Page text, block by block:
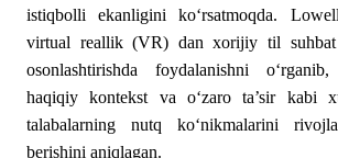
istiqbolli ekanligini ko‘rsatmoqda.
virtual reallik (VR) dan xorijiy til suhbat
osonlashtirishda foydalanishni
haqiqiy kontekst va o‘zaro ta’sir kabi
talabalarning nutq ko‘nikmalarini
berishini aniqlagan.